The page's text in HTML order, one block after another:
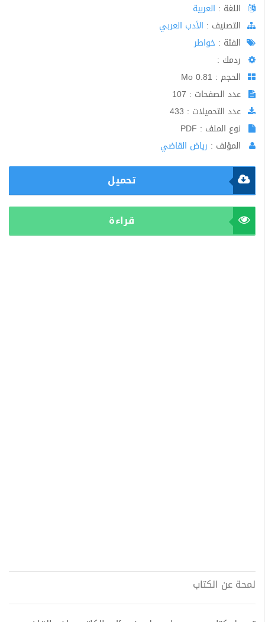
اللغة : العربية
اﻟﺘﺼﻨﻴﻒ : الأدب العربي
الفئة : خواطر
ردمك :
الحجم : 0.81 Mo
عدد الصفحات : 107
عدد التحميلات : 433
نوع الملف : PDF
المؤلف : رياض القاضي
تحميل
قراءة
لمحة عن الكتاب